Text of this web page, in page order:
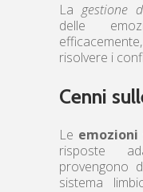
Lagestione
delle
risolvere i
Cenni
Le emozioni
risposte
provengono
sistema